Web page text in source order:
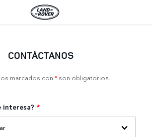
CONTÁCTANOS
marcados con *son obligatorios.
interesa? *